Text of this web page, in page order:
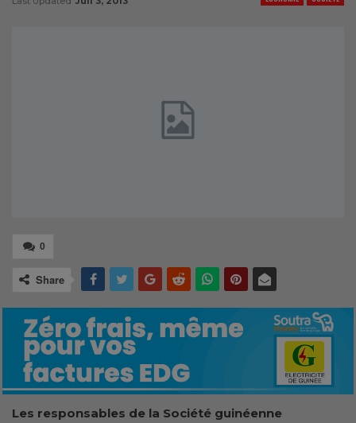
0
Share
Les responsables de la Société guinéenne